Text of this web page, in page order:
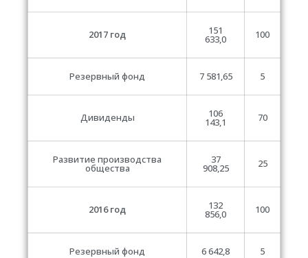
2017 год 151
633,0 100
Резервный фонд 7 581,65 5
Дивиденды 106
143,1 70
Развитие производства
общества
37
908,25 25
2016 год 132
856,0 100
Резервный фонд 6 642,8 5